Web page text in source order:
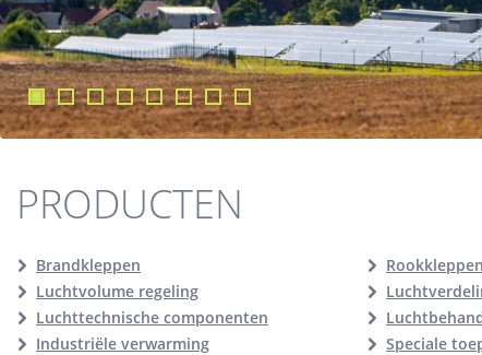
PRODUCTEN
Brandkleppen
Rookkleppen
Luchtvolume regeling
Luchttechnische componenten
Industriële verwarming
Speciale